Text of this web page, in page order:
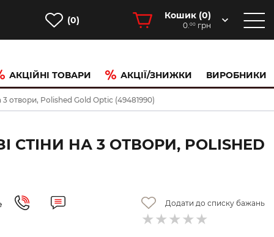
(0) Кошик (0)
0.00 грн
АКЦІЙНІ ТОВАРИ АКЦІЇ/ЗНИЖКИ ВИРОБНИКИ
отвори, Polished Gold Optic (49481990)
СТІНИ НА 3 ОТВОРИ, POLISHED
Додати до списку бажань